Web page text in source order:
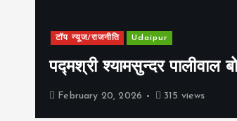
टॉप न्यूज/राजनीति Udaipur
पद्मश्री श्यामसुन्दर पालीवाल
February 20, 2026 315 views